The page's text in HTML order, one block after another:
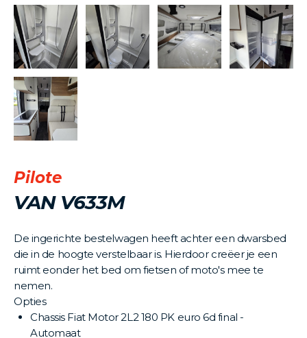
Pilote
VAN V633M
De ingerichte bestelwagen heeft achter een dwarsbed
die in de hoogte verstelbaar is. Hierdoor creëer je een
ruimt eonder het bed om fietsen of moto's mee te
nemen.
Opties
Chassis Fiat Motor 2L2 180 PK euro 6d final -
Automaat